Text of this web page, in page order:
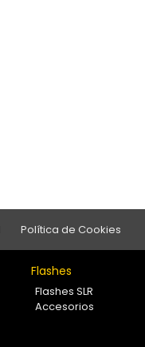
Política de Cookies
Flashes
Flashes SLR
Accesorios